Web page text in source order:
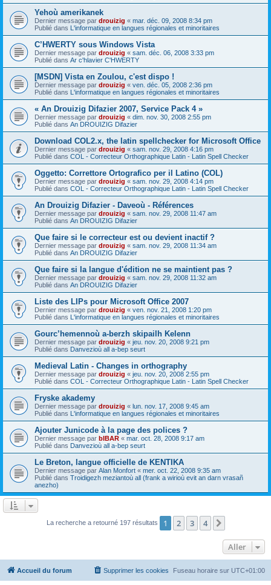
Yehoù amerikanek
Dernier message par drouizig « mar. déc. 09, 2008 8:34 pm
Publié dans L'informatique en langues régionales et minoritaires
C’HWERTY sous Windows Vista
Dernier message par drouizig « sam. déc. 06, 2008 3:33 pm
Publié dans Ar c'hlavier C'HWERTY
[MSDN] Vista en Zoulou, c'est dispo !
Dernier message par drouizig « ven. déc. 05, 2008 2:36 pm
Publié dans L'informatique en langues régionales et minoritaires
« An Drouizig Difazier 2007, Service Pack 4 »
Dernier message par drouizig « dim. nov. 30, 2008 2:55 pm
Publié dans An DROUIZIG Difazier
Download COL2.x, the latin spellchecker for Microsoft Office
Dernier message par drouizig « sam. nov. 29, 2008 4:16 pm
Publié dans COL - Correcteur Orthographique Latin - Latin Spell Checker
Oggetto: Correttore Ortografico per il Latino (COL)
Dernier message par drouizig « sam. nov. 29, 2008 4:14 pm
Publié dans COL - Correcteur Orthographique Latin - Latin Spell Checker
An Drouizig Difazier - Daveoù - Références
Dernier message par drouizig « sam. nov. 29, 2008 11:47 am
Publié dans An DROUIZIG Difazier
Que faire si le correcteur est ou devient inactif ?
Dernier message par drouizig « sam. nov. 29, 2008 11:34 am
Publié dans An DROUIZIG Difazier
Que faire si la langue d'édition ne se maintient pas ?
Dernier message par drouizig « sam. nov. 29, 2008 11:32 am
Publié dans An DROUIZIG Difazier
Liste des LIPs pour Microsoft Office 2007
Dernier message par drouizig « ven. nov. 21, 2008 1:20 pm
Publié dans L'informatique en langues régionales et minoritaires
Gourc’hemennoù a-berzh skipailh Kelenn
Dernier message par drouizig « jeu. nov. 20, 2008 9:21 pm
Publié dans Danvezioù all a-bep seurt
Medieval Latin - Changes in orthography
Dernier message par drouizig « jeu. nov. 20, 2008 2:55 pm
Publié dans COL - Correcteur Orthographique Latin - Latin Spell Checker
Fryske akademy
Dernier message par drouizig « lun. nov. 17, 2008 9:45 am
Publié dans L'informatique en langues régionales et minoritaires
Ajouter Junicode à la page des polices ?
Dernier message par bIBAR « mar. oct. 28, 2008 9:17 am
Publié dans Danvezioù all a-bep seurt
Le Breton, langue officielle de KENTIKA
Dernier message par Alan Monfort « mer. oct. 22, 2008 9:35 am
Publié dans Troidigezh meziantoù all (frank a wirioù evit an darn vrasañ
anezho)
La recherche a retourné 197 résultats 1 2 3 4
Aller
Accueil du forum Fuseau horaire sur UTC+01:00
Supprimer les cookies